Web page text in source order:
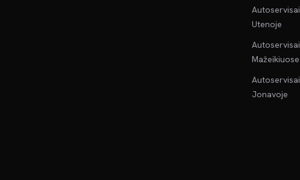
Autoservisai
Utenoje
Autoservisai
Mažeikiuose
Autoservisai
Jonavoje